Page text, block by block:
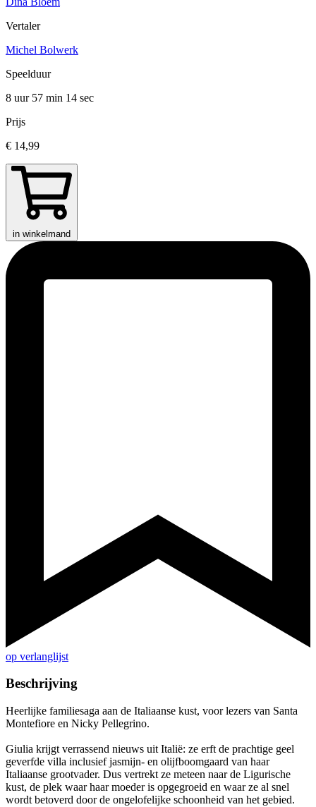
Vertaler
Michel Bolwerk
Speelduur
8 uur 57 min 14 sec
Prijs
€ 14,99
in winkelmand
op verlanglijst
Beschrijving
Heerlijke familiesaga aan de Italiaanse kust, voor lezers van Santa
Montefiore en Nicky Pellegrino.
Giulia krijgt verrassend nieuws uit Italië: ze erft de prachtige geel
geverfde villa inclusief jasmijn- en olijfboomgaard van haar
Italiaanse grootvader. Dus vertrekt ze meteen naar de Ligurische
kust, de plek waar haar moeder is opgegroeid en waar ze al snel
wordt betoverd door de ongelofelijke schoonheid van het gebied.